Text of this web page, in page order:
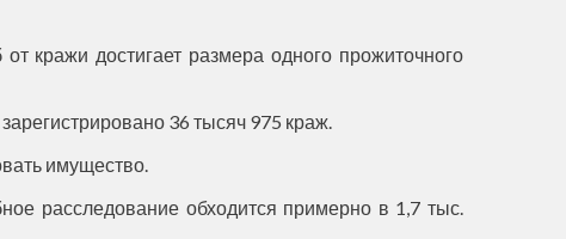
кражи достигает размера одного прожиточного
36 тысяч 975 краж.
имущество.
расследование обходится примерно в 1,7 тыс.